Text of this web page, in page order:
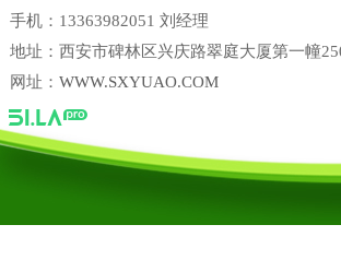
手机：13363982051 刘经理
地址：西安市碑林区兴庆路翠庭大厦第一幢
网址： WWW.SXYUAO.COM